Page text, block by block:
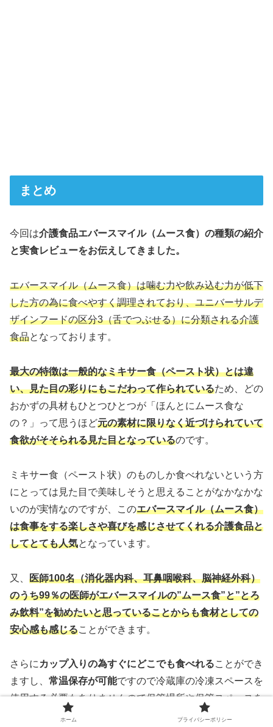
まとめ
今回は介護食品エバースマイル（ムース食）の種類の紹介
と実食レビューをお伝えしてきました。
エバースマイル（ムース食）は噛む力や飲み込む力が低下
した方の為に食べやすく調理されており、ユニバーサルデ
ザインフードの区分3（舌でつぶせる）に分類される介護
食品となっております。
最大の特徴は一般的なミキサー食（ペースト状）とは違
い、見た目の彩りにもこだわって作られているため、どの
おかずの具材もひとつひとつが「ほんとにムース食な
の？」って思うほど元の素材に限りなく近づけられていて
食欲がそそられる見た目となっているのです。
ミキサー食（ペースト状）のものしか食べれないという方
にとっては見た目で美味しそうと思えることがなかなかな
いのが実情なのですが、このエバースマイル（ムース食）
は食事をする楽しさや喜びを感じさせてくれる介護食品と
してとても人気となっています。
又、 医師100名（消化器内科、耳鼻咽喉科、脳神経外科）
のうち99％の医師がエバースマイルの”ムース食”と”とろ
み飲料”を勧めたいと思っていることからも食材としての
安心感も感じることができます。
さらに カップ入りの為すぐにどこでも食べれることができ
ますし、 常温保存が可能ですので冷蔵庫の冷凍スペースを
使用する必要もありませんので保管場所や保管スペースを
気にすることもないので気軽に購入して保管しておくこと
ホーム プライバシーポリシー